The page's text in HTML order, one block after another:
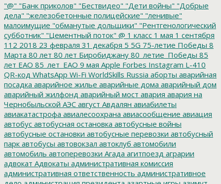
"@" "Банк приколов" "Бествидео" "Дети войны" "Добрые
дела" "железобетонные полицейские" "ленивые"
малоимущие "обманутые дольщики" "Рентгенологический
субботник" "Цементный поток" @ 1 класс 1 мая 1 сентября
112 2018 23 февраля 31 декабря 5 5G 75-летие Победы 8
Марта 80 лет 80 лет Биробиджану 80_летие_Победы 85
лет ЕАО 85_лет_ЕАО 9 мая Apple Forbes Instagram L-410
QR-код WhatsApp Wi-Fi WorldSkills Russia аборты аварийная
посадка аварийное жилье аварийные дома аварийный дом
аварийный жилфонд аварийный мост авария авария на
Чернобыльской АЭС август Авдалян авиабилеты
авиакатастрофа авиалесоохрана авиасообщение авиация
автобус автобусная остановка автобусные войны
автобусные остановки автобусные перевозки автобусный
парк автобусы автовокзал автоклуб автомобили
автомобиль автоперевозки Агада агитпоезд аграрии
адвокат Адвокаты административная комиссия
административная ответственность административное